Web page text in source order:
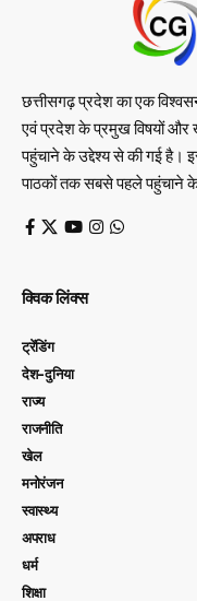
छत्तीसगढ़ प्रदेश का एक
एवं प्रदेश के प्रमुख विषयों और
पहुंचाने के उद्देश्य से की गई है।
पाठकों तक सबसे पहले पहुंचाने के
क्विक लिंक्स
ट्रेंडिंग
देश-दुनिया
राज्य
राजनीति
खेल
मनोरंजन
स्वास्थ्य
अपराध
धर्म
शिक्षा